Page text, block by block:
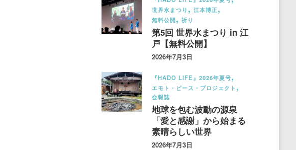
世界水まつり
江本博正
無料公開
祈り
第5回 世界水まつり in 江
戸【無料公開】
2026年7月3日
『HADO LIFE』2026年夏号
エモト・ピース・プロジェクト
会報誌
地球を包む波動の源泉
「愛と感謝」から始まる
素晴らしい世界
2026年7月3日